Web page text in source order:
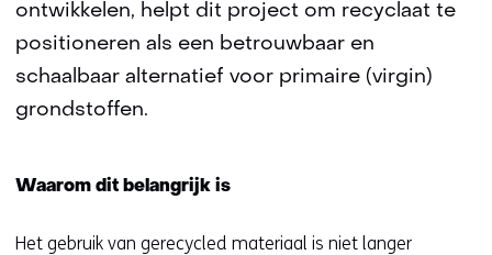
ontwikkelen, helpt dit project om recyclaat te
positioneren als een betrouwbaar en
schaalbaar alternatief voor primaire (virgin)
grondstoffen.
Waarom dit belangrijk is
Het gebruik van gerecycled materiaal is niet langer